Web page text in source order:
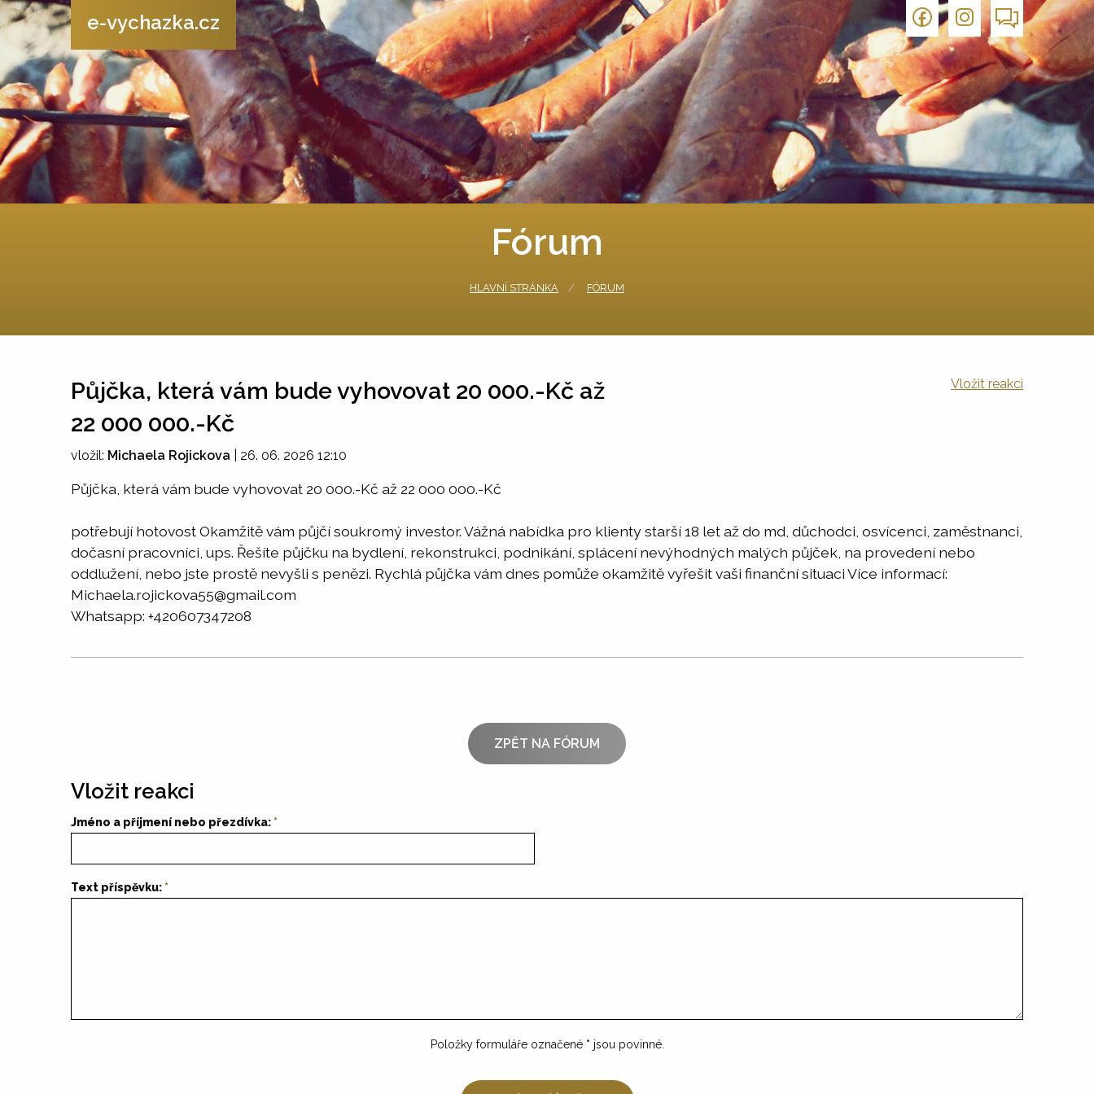
e-vychazka.cz
Fórum
HLAVNÍ STRÁNKA FÓRUM
Půjčka, která vám bude vyhovovat 20 000.-Kč až
22 000 000.-Kč
Vložit reakci
vložil: Michaela Rojickova 26. 06. 2026 12:10
Půjčka, která vám bude vyhovovat 20 000.-Kč až 22 000 000.-Kč
potřebují hotovost Okamžitě vám půjčí soukromý investor. Vážná nabídka pro klienty starší 18 let až do md, důchodci, osvícenci, zaměstnanci,
dočasní pracovníci, ups. Řešíte půjčku na bydlení, rekonstrukci, podnikání, splácení nevýhodných malých půjček, na provedení nebo
oddlužení, nebo jste prostě nevyšli s penězi. Rychlá půjčka vám dnes pomůže okamžitě vyřešit vaši finanční situaci Více informací:
Michaela.rojickova55@gmail.com
Whatsapp: +420607347208
ZPĚT NA FÓRUM
Vložit reakci
Jméno a příjmení nebo přezdívka:
Text příspěvku:
Položky formuláře označené * jsou povinné.